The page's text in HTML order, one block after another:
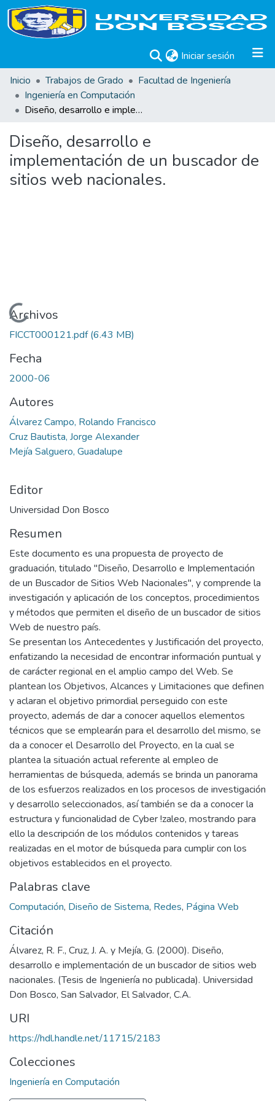
Iniciar sesión (current)
Inicio
Trabajos de Grado
Facultad de Ingeniería
Ingeniería en Computación
Diseño, desarrollo e implementación de un buscador de sitios web nacionales.
Diseño, desarrollo e
implementación de un buscador de
sitios web nacionales.
Cargando...
Archivos
FICCT000121.pdf(6.43 MB)
Fecha
2000-06
Autores
Álvarez Campo, Rolando Francisco
Cruz Bautista, Jorge Alexander
Mejía Salguero, Guadalupe
Editor
Universidad Don Bosco
Resumen
Este documento es una propuesta de proyecto de
graduación, titulado "Diseño, Desarrollo e Implementación
de un Buscador de Sitios Web Nacionales", y comprende la
investigación y aplicación de los conceptos, procedimientos
y métodos que permiten el diseño de un buscador de sitios
Web de nuestro país.
Se presentan los Antecedentes y Justificación del proyecto,
enfatizando la necesidad de encontrar información puntual y
de carácter regional en el amplio campo del Web. Se
plantean los Objetivos, Alcances y Limitaciones que definen
y aclaran el objetivo primordial perseguido con este
proyecto, además de dar a conocer aquellos elementos
técnicos que se emplearán para el desarrollo del mismo, se
da a conocer el Desarrollo del Proyecto, en la cual se
plantea la situación actual referente al empleo de
herramientas de búsqueda, además se brinda un panorama
de los esfuerzos realizados en los procesos de investigación
y desarrollo seleccionados, así también se da a conocer la
estructura y funcionalidad de Cyber !zaleo, mostrando para
ello la descripción de los módulos contenidos y tareas
realizadas en el motor de búsqueda para cumplir con los
objetivos establecidos en el proyecto.
Palabras clave
Computación, Diseño de Sistema, Redes, Página Web
Citación
Álvarez, R. F., Cruz, J. A. y Mejía, G. (2000). Diseño,
desarrollo e implementación de un buscador de sitios web
nacionales. (Tesis de Ingeniería no publicada). Universidad
Don Bosco, San Salvador, El Salvador, C.A.
URI
https://hdl.handle.net/11715/2183
Colecciones
Ingeniería en Computación